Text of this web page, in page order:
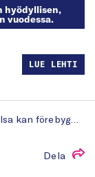
hyödyllisen,
vuodessa.
LUE LEHTI
Dela